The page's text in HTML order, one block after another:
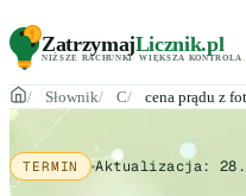
ZatrzymajLicznik.pl
NIŻSZE RACHUNKI. WIĘKSZA KONTROLA
Słownik C cena prądu z
TERMIN Aktualizacja: